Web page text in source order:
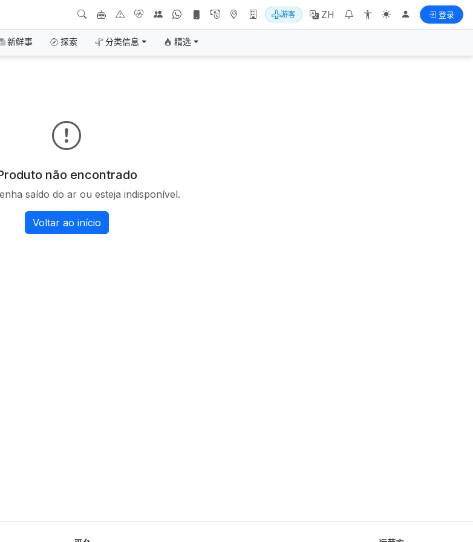
游客 ZH 登录
新鲜事 探索 分类信息 精选
não encontrado
saído do ar ou esteja indisponível.
Voltar ao início